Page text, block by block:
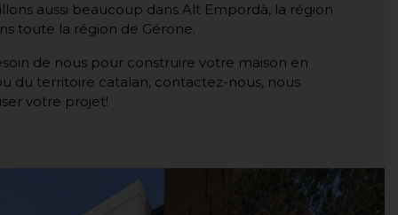
aussi beaucoup dans Alt Empordà, la région
toute la région de Gérone.
de nous pour construire votre maison en
du territoire catalan, contactez-nous, nous
votre projet!